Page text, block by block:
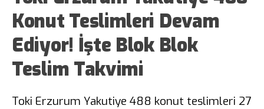
Konut Teslimleri Devam
Ediyor! İşte Blok Blok
Teslim Takvimi
Toki Erzurum Yakutiye 488 konut teslimleri 27